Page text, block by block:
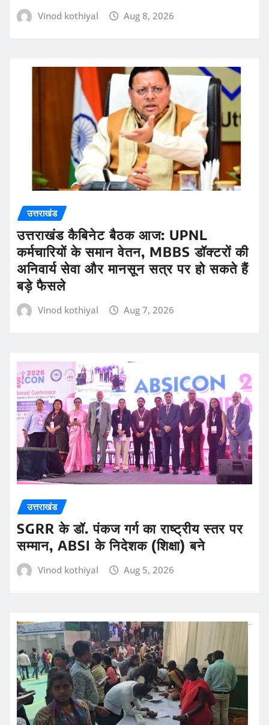
Vinod kothiyal Aug 8, 2026
उत्तराखंड
उत्तराखंड कैबिनेट बैठक आज: UPNL
कर्मचारियों के समान वेतन, MBBS डॉक्टरों की
अनिवार्य सेवा और मानसून सत्र पर हो सकते हैं
बड़े फैसले
Vinod kothiyal Aug 7, 2026
उत्तराखंड
SGRR के डॉ. पंकज गर्ग का राष्ट्रीय स्तर पर
सम्मान, ABSI के निदेशक (शिक्षा) बने
Vinod kothiyal Aug 5, 2026